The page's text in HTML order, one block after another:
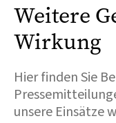
Weitere
Wirkung
Hier finden Sie
unsere Einsätze